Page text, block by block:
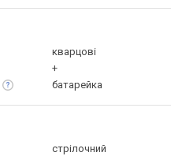
кварцові
+
батарейка
стрілочний